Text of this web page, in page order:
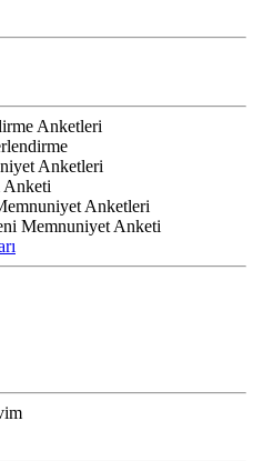
Anketleri
Anketleri
Anketleri
Memnuniyet Anketi